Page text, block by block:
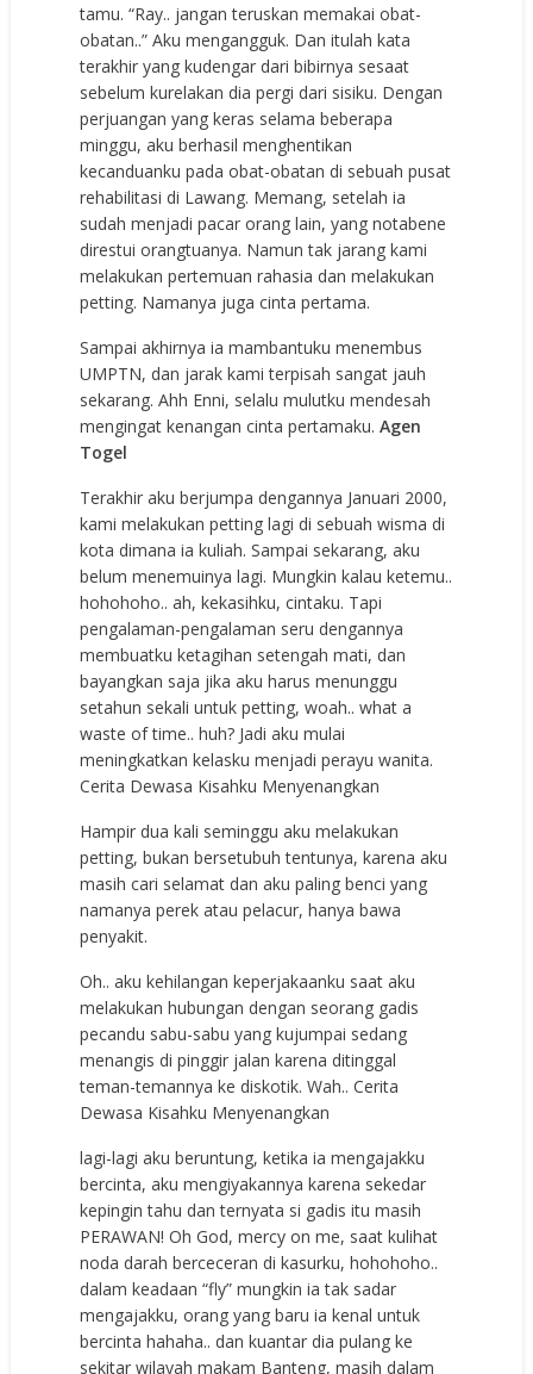
tamu. “Ray.. jangan teruskan memakai obat-
obatan..” Aku mengangguk. Dan itulah kata
terakhir yang kudengar dari bibirnya sesaat
sebelum kurelakan dia pergi dari sisiku. Dengan
perjuangan yang keras selama beberapa
minggu, aku berhasil menghentikan
kecanduanku pada obat-obatan di sebuah pusat
rehabilitasi di Lawang. Memang, setelah ia
sudah menjadi pacar orang lain, yang notabene
direstui orangtuanya. Namun tak jarang kami
melakukan pertemuan rahasia dan melakukan
petting. Namanya juga cinta pertama.
Sampai akhirnya ia mambantuku menembus
UMPTN, dan jarak kami terpisah sangat jauh
sekarang. Ahh Enni, selalu mulutku mendesah
mengingat kenangan cinta pertamaku.Agen
Togel
Terakhir aku berjumpa dengannya Januari 2000,
kami melakukan petting lagi di sebuah wisma di
kota dimana ia kuliah. Sampai sekarang, aku
belum menemuinya lagi. Mungkin kalau ketemu..
hohohoho.. ah, kekasihku, cintaku. Tapi
pengalaman-pengalaman seru dengannya
membuatku ketagihan setengah mati, dan
bayangkan saja jika aku harus menunggu
setahun sekali untuk petting, woah.. what a
waste of time.. huh? Jadi aku mulai
meningkatkan kelasku menjadi perayu wanita.
Cerita Dewasa Kisahku Menyenangkan
Hampir dua kali seminggu aku melakukan
petting, bukan bersetubuh tentunya, karena aku
masih cari selamat dan aku paling benci yang
namanya perek atau pelacur, hanya bawa
penyakit.
Oh.. aku kehilangan keperjakaanku saat aku
melakukan hubungan dengan seorang gadis
pecandu sabu-sabu yang kujumpai sedang
menangis di pinggir jalan karena ditinggal
teman-temannya ke diskotik. Wah.. Cerita
Dewasa Kisahku Menyenangkan
lagi-lagi aku beruntung, ketika ia mengajakku
bercinta, aku mengiyakannya karena sekedar
kepingin tahu dan ternyata si gadis itu masih
PERAWAN! Oh God, mercy on me, saat kulihat
noda darah berceceran di kasurku, hohohoho..
dalam keadaan “fly” mungkin ia tak sadar
mengajakku, orang yang baru ia kenal untuk
bercinta hahaha.. dan kuantar dia pulang ke
sekitar wilayah makam Banteng, masih dalam